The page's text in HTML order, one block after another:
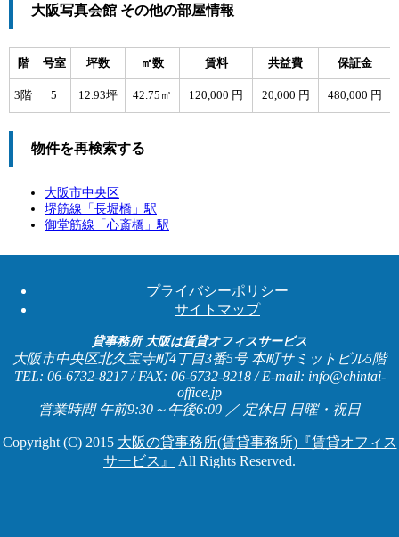
大阪写真会館 その他の部屋情報
階 号室 坪数 ㎡数 賃料 共益費 保証金
3階 5 12.93坪 42.75㎡ 120,000 円 20,000 円 480,000 円
物件を再検索する
大阪市中央区
堺筋線「 長堀橋 」駅
御堂筋線「 心斎橋 」駅
プライバシーポリシー
サイトマップ
貸事務所 大阪は賃貸オフィスサービス
大阪市中央区北久宝寺町4丁目3番5号 本町サミットビル5階
TEL: 06-6732-8217 / FAX: 06-6732-8218 / E-mail: info@chintai-
office.jp
営業時間 午前9:30～午後6:00 ／ 定休日 日曜・祝日
Copyright (C) 2015 大阪の貸事務所(賃貸事務所)『賃貸オフィス
サービス』
All Rights Reserved.